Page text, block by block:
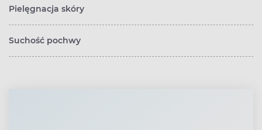
Pielęgnacja skóry
Suchość pochwy